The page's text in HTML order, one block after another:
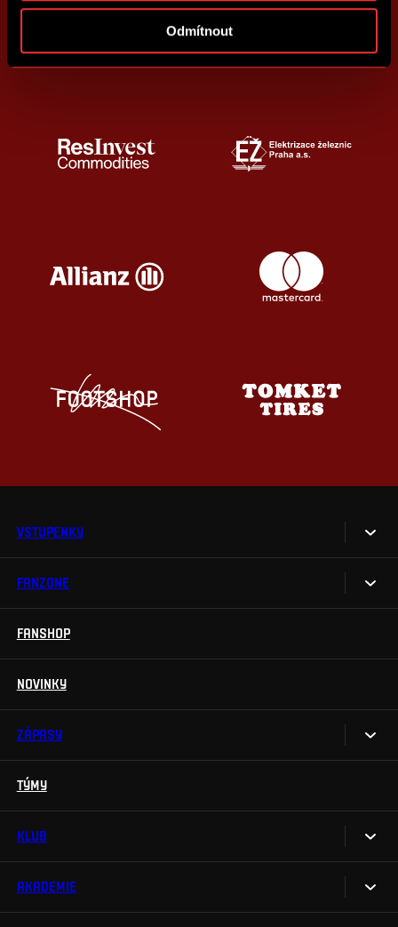
Odmítnout
VSTUPENKY
Vstupenky
Handicapovaní fanoušci
FANZONE
Sparta UNLIMITED.
Televizní aplikace
Na Spartu do Betano Zone
Fan Club Sparta
FANSHOP
NOVINKY
ZÁPASY
TÝMY
KLUB
My jsme Sparta
AKADEMIE